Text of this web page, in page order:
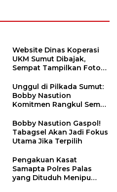
Website Dinas Koperasi
UKM Sumut Dibajak,
Sempat Tampilkan Foto
Unggul di Pilkada Sumut:
Bobby Nasution
Komitmen Rangkul Semua
Hasan
Bobby Nasution Gaspol!
Tabagsel Akan Jadi Fokus
Utama Jika Terpilih
Pengakuan Kasat
Samapta Polres Palas
yang Dituduh Menipu